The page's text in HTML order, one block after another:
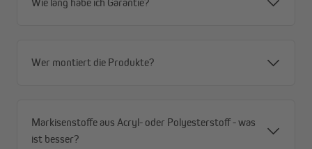
Wer montiert die Produkte?
Markisenstoffe aus Acryl- oder Polyesterstoff - was
ist besser?